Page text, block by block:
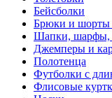
Бейсболки
Брюки и шорты
Шапки, шарфы,
Джемперы и
Полотенца
Футболки с
Флисовые